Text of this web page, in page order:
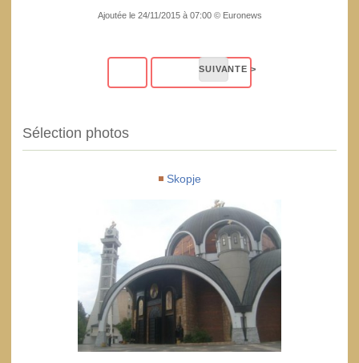
Ajoutée le 24/11/2015 à 07:00 © Euronews
Sélection photos
Skopje